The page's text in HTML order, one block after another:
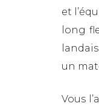
et
long
un
Vous